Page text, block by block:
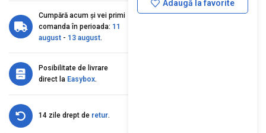
Cumpără acum și vei primi
comanda în perioada: 11
august - 13 august.
Posibilitate de livrare
direct la Easybox.
14 zile drept de retur.
Adaugă la favorite